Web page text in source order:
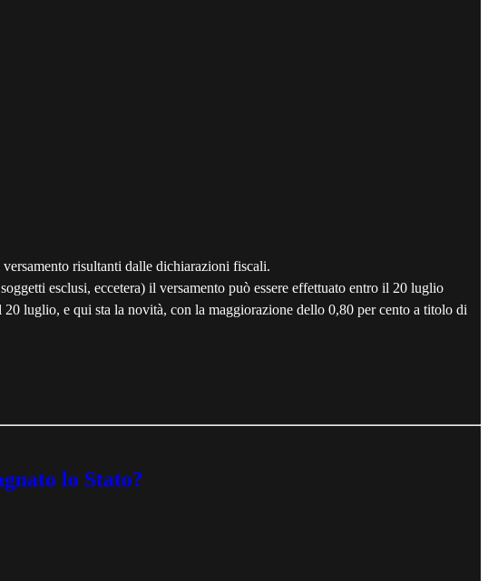
risultanti dalle dichiarazioni fiscali.
esclusi, eccetera) il versamento può essere effettuato entro il 20 luglio
luglio, e qui sta la novità, con la maggiorazione dello 0,80 per cento a titolo di
lo Stato?